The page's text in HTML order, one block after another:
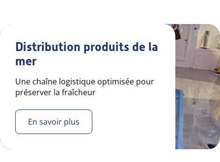
Distribution produits de la
mer
Une chaîne logistique optimisée pour
préserver la fraîcheur
En savoir plus